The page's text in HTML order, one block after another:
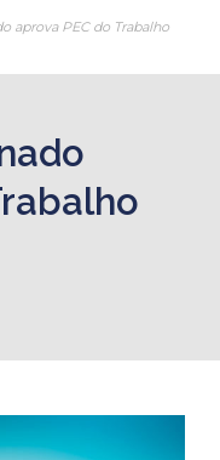
aprova PEC do Trabalho